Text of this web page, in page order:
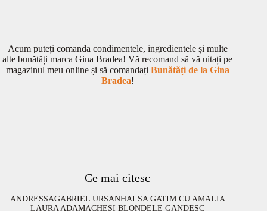
Acum puteți comanda condimentele, ingredientele și multe
alte bunătăți marca Gina Bradea! Vă recomand să vă uitați pe
magazinul meu online și să comandați Bunătăți de la Gina
Bradea!
Ce mai citesc
ANDRESSAGABRIEL URSANHAI SA GATIM CU AMALIA
LAURA ADAMACHESI BLONDELE GANDESC